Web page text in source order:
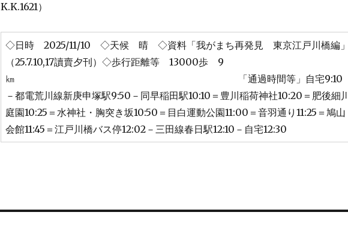
K.K.1621）
◇日時 2025/11/10 ◇天候 晴 ◇資料「我がまち再発見 東京江戸川橋編
（25.7.10,17讀賣夕刊）◇歩行距離等 13000歩 9
㎞ 「通過時間等」自宅9:10
－都電荒川線新庚申塚駅9:50－同早稲田駅10:10＝豊川稲荷神社10:20＝肥後細
庭園10:25＝水神社・胸突き坂10:50＝目白運動公園11:00＝音羽通り11:25＝鳩山
会館11:45＝江戸川橋バス停12:02－三田線春日駅12:10－自宅12:30